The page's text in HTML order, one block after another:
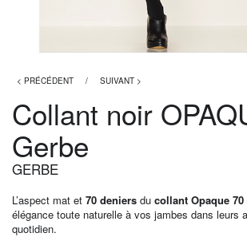
< PRÉCÉDENT / SUIVANT >
Collant noir
Gerbe
GERBE
L’aspect mat et 70 deniers du collant Opaque 70
élégance toute naturelle à vos jambes dans leurs
quotidien.